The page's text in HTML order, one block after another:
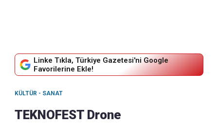
Linke Tıkla, Türkiye Gazetesi'ni Google
Favorilerine Ekle!
KÜLTÜR - SANAT
TEKNOFEST Drone